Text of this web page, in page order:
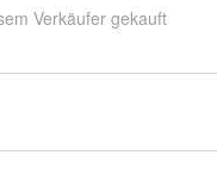
Verkäufer gekauft